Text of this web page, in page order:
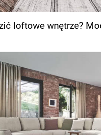
loftowe wnętrze?